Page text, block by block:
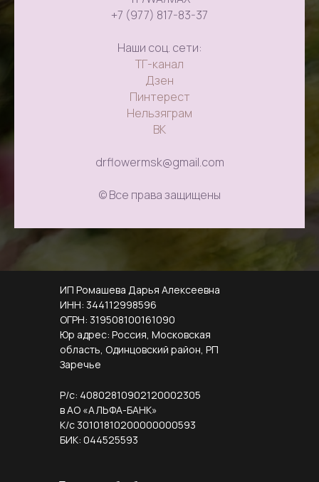
+7 (977) 817-83-37
Наши соц. сети:
ТГ-канал
Дзен
Пинтерест
Нельзяграм
ВК
drflowermsk@gmail.com
© Все права защищены
ИП Ромашева Дарья Алексеевна
ИНН: 344112998596
ОГРН: 319508100161090
Юр адрес: Россия, Московская
область, Одинцовский район, РП
Заречье
Р/с: 40802810902120002305
в АО «АЛЬФА-БАНК»
К/с 30101810200000000593
БИК: 044525593